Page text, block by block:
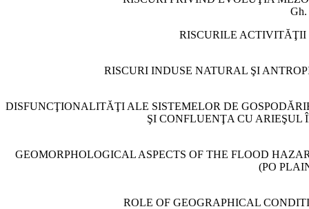
Gh.
RISCURILE
RISCURI INDUSE NATURAL ŞI
DISFUNCŢIONALITĂŢI ALE SISTEMELOR DE
ŞI CONFLUENŢA CU ARIEŞUL
GEOMORPHOLOGICAL ASPECTS OF THE FLOOD
(PO
ROLE OF GEOGRAPHICAL